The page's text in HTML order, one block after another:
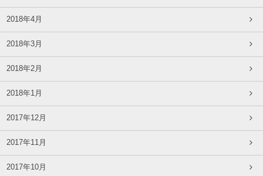
2018年4月
2018年3月
2018年2月
2018年1月
2017年12月
2017年11月
2017年10月